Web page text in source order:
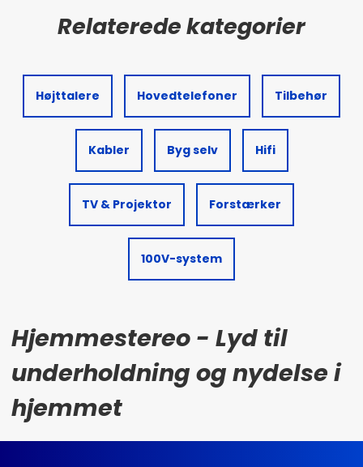
Højttalere Hovedtelefoner Tilbehør
Kabler Byg selv Hifi
TV & Projektor Forstærker
100V-system
Hjemmestereo - Lyd til
underholdning og nydelse i
hjemmet